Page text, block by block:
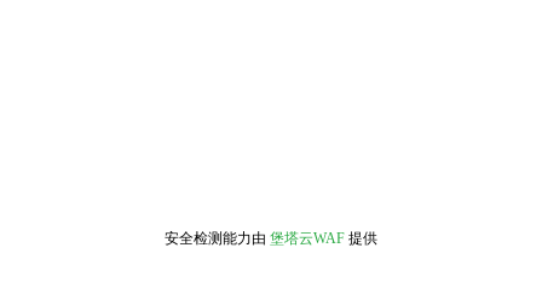
安全检测能力由 堡塔云WAF 提供